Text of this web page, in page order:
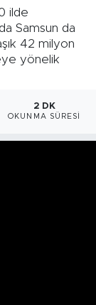
ilde
Samsun da
42 milyon
yönelik
2 DK
OKUNMA SÜRESI